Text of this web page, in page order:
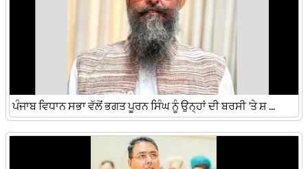
ਪੰਜਾਬ ਵਿਧਾਨ ਸਭਾ ਵੱਲੋਂ ਭਗਤ ਪੂਰਨ ਸਿੰਘ ਨੂੰ ਉਨ੍ਹਾਂ ਦੀ ਬਰਸੀ ’ਤੇ ਸ਼ ...